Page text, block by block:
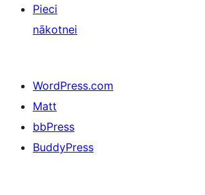
Pieci
nākotnei
WordPress.com
Matt
bbPress
BuddyPress